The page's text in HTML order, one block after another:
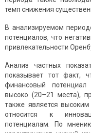
темп снижения
В анализируемом
потенциалов, что
привлекательности
Анализ частных
показывает тот факт,
финансовый потенциал
высоко (20–21 места),
также является
относится к
потенциалам. По